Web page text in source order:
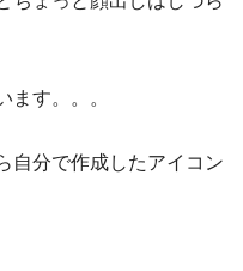
ます。。。
自分で作成したアイコン